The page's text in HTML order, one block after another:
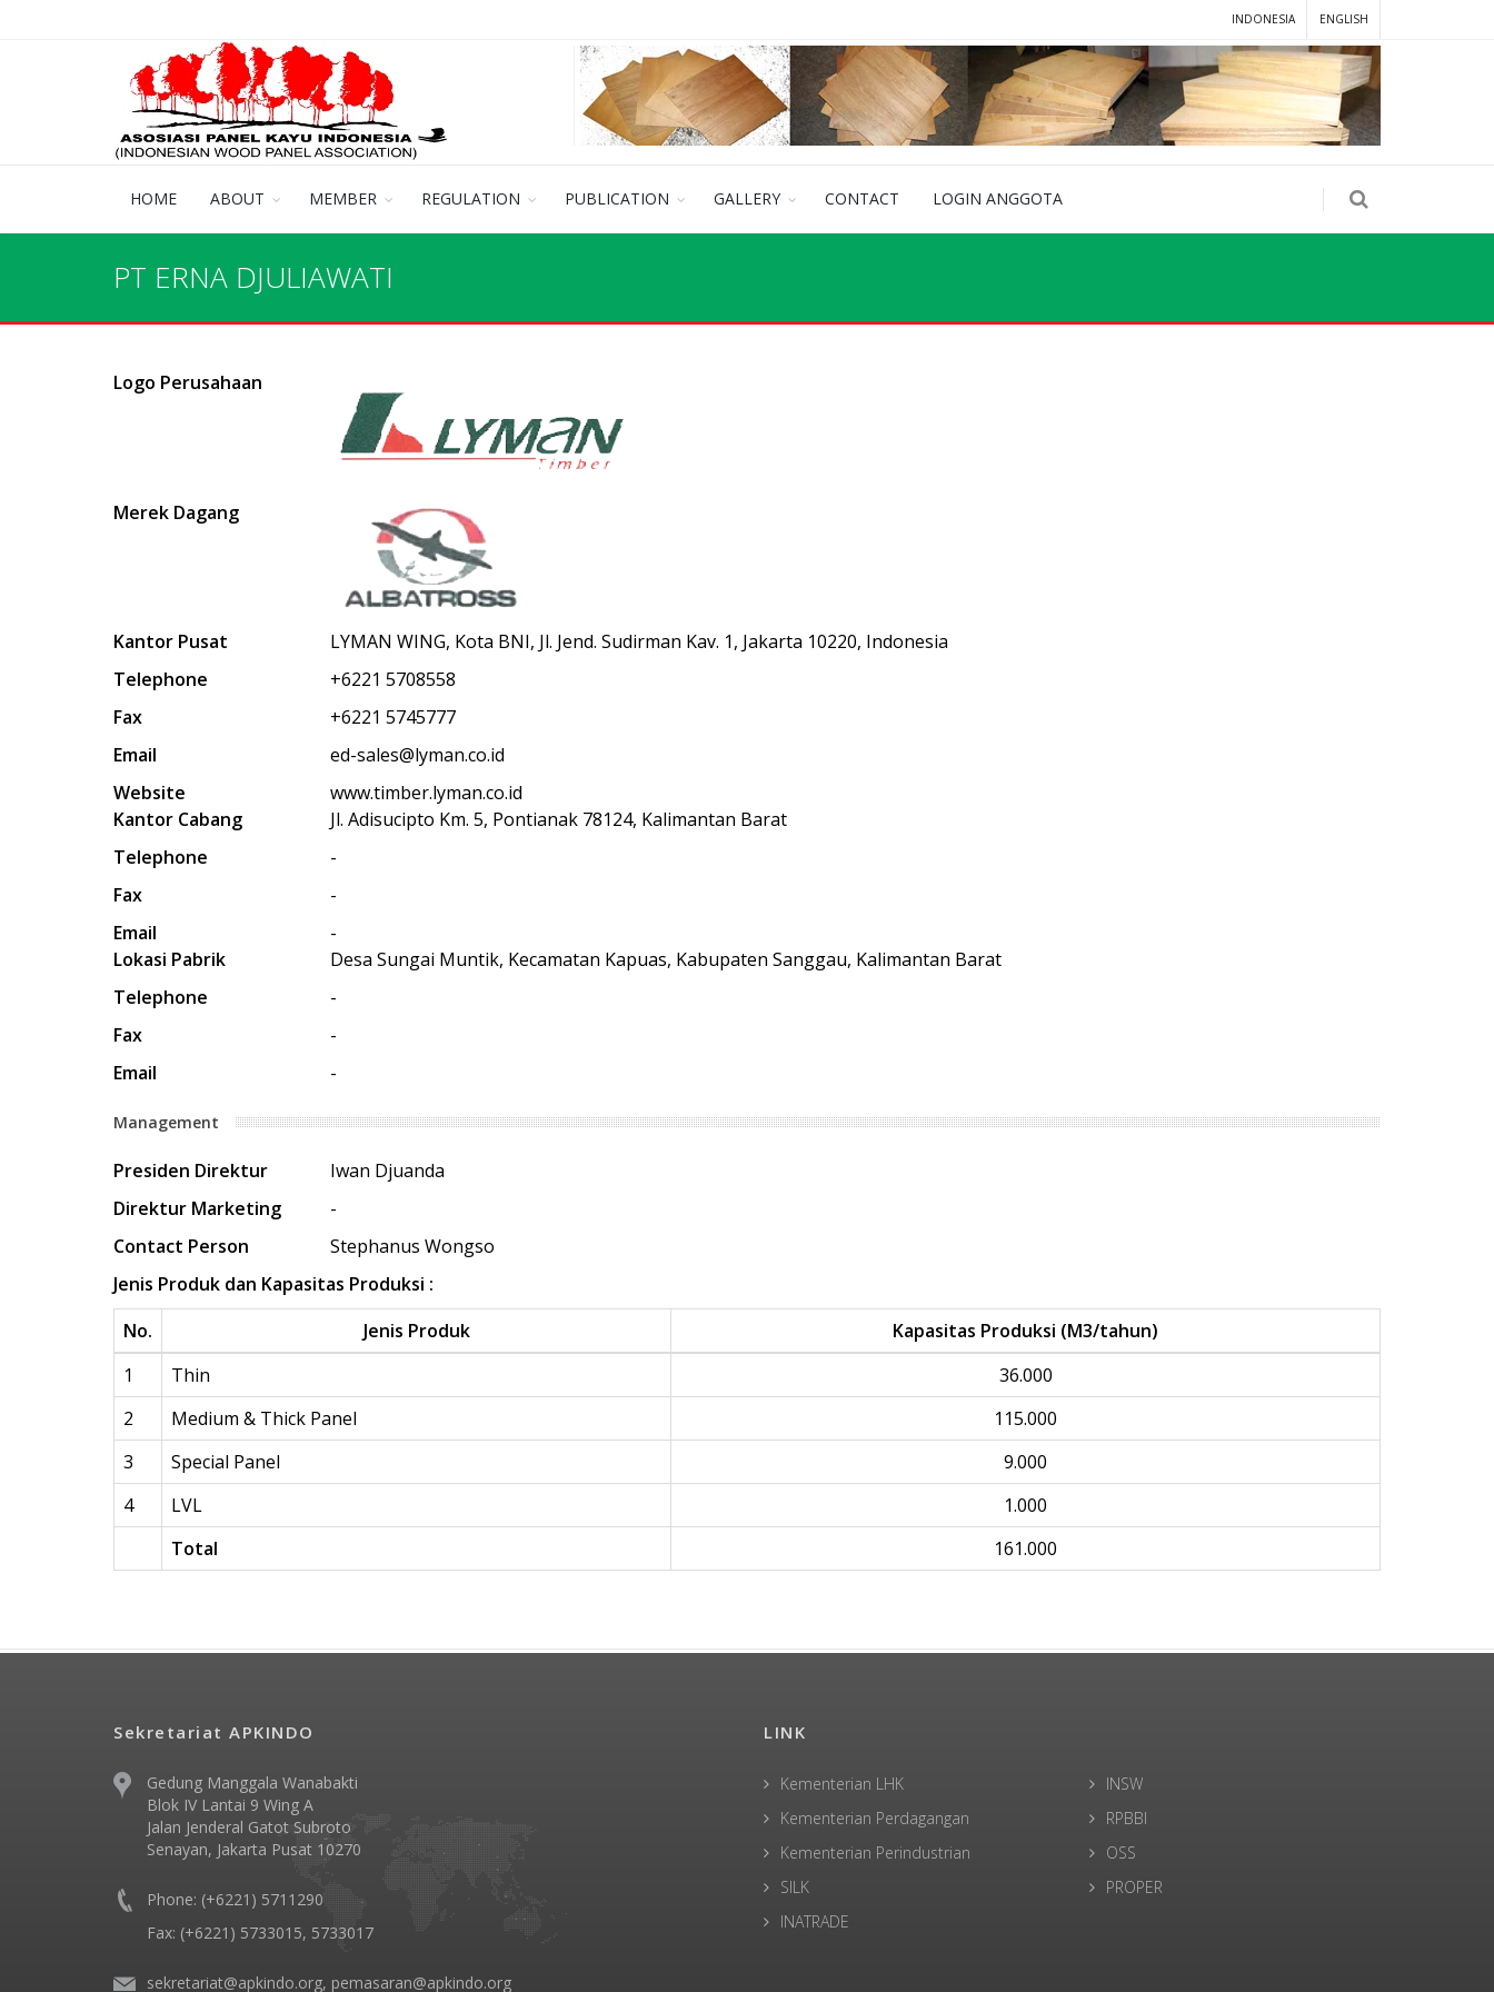
INDONESIA ENGLISH
HOME ABOUT MEMBER REGULATION PUBLICATION GALLERY CONTACT LOGIN ANGGOTA
PT ERNA DJULIAWATI
Logo Perusahaan
Merek Dagang
Kantor Pusat
LYMAN WING, Kota BNI, Jl. Jend. Sudirman Kav. 1, Jakarta 10220, Indonesia
Telephone
+6221 5708558
Fax
+6221 5745777
Email
ed-sales@lyman.co.id
Website
www.timber.lyman.co.id
Kantor Cabang
Jl. Adisucipto Km. 5, Pontianak 78124, Kalimantan Barat
Telephone
-
Fax
-
Email
-
Lokasi Pabrik
Desa Sungai Muntik, Kecamatan Kapuas, Kabupaten Sanggau, Kalimantan Barat
Telephone
-
Fax
-
Email
-
Management
Presiden Direktur
Iwan Djuanda
Direktur Marketing
-
Contact Person
Stephanus Wongso
Jenis Produk dan Kapasitas Produksi :
No.
Jenis Produk
Kapasitas Produksi (M3/tahun)
1
Thin
36.000
2
Medium & Thick Panel
115.000
3
Special Panel
9.000
4
LVL
1.000
Total
161.000
Sekretariat APKINDO
Gedung Manggala Wanabakti
Blok IV Lantai 9 Wing A
Jalan Jenderal Gatot Subroto
Senayan, Jakarta Pusat 10270
Phone: (+6221) 5711290
Fax: (+6221) 5733015, 5733017
sekretariat@apkindo.org, pemasaran@apkindo.org
LINK
Kementerian LHK
Kementerian Perdagangan
Kementerian Perindustrian
SILK
INATRADE
INSW
RPBBI
OSS
PROPER